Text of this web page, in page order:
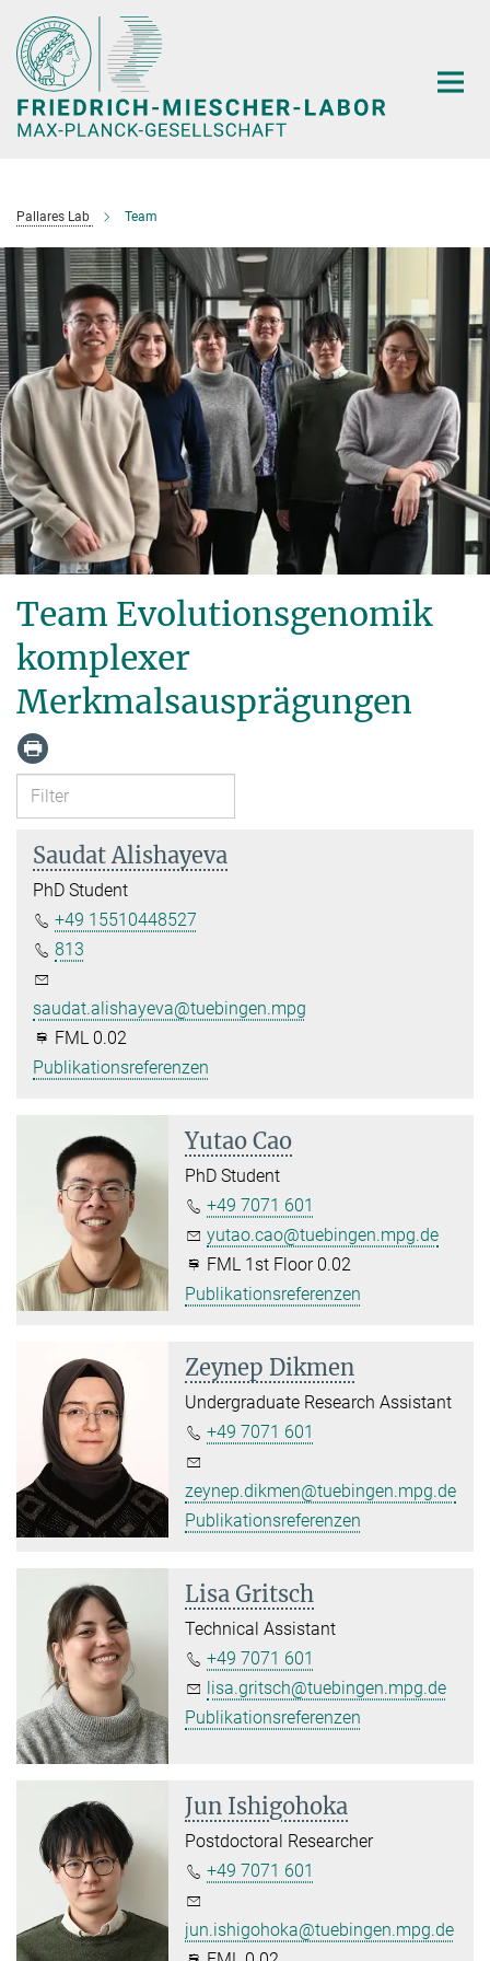
Hauptinhalt
Pallares Lab Team
Team Evolutionsgenomik
komplexer
Merkmalsausprägungen
Saudat Alishayeva
PhD Student
+49 15510448527
813
saudat.alishayeva@tuebingen.mpg.de
FML 0.02
Publikationsreferenzen
Yutao Cao
PhD Student
+49 7071 601
yutao.cao@tuebingen.mpg.de
FML 1st Floor 0.02
Publikationsreferenzen
Zeynep Dikmen
Undergraduate Research Assistant
+49 7071 601
zeynep.dikmen@tuebingen.mpg.de
Publikationsreferenzen
Lisa Gritsch
Technical Assistant
+49 7071 601
lisa.gritsch@tuebingen.mpg.de
Publikationsreferenzen
Jun Ishigohoka
Postdoctoral Researcher
+49 7071 601
jun.ishigohoka@tuebingen.mpg.de